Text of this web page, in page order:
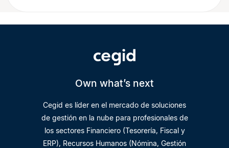
Own what’s next
Cegid es líder en el mercado de soluciones
de gestión en la nube para profesionales de
los sectores Financiero (Tesorería, Fiscal y
ERP), Recursos Humanos (Nómina, Gestión